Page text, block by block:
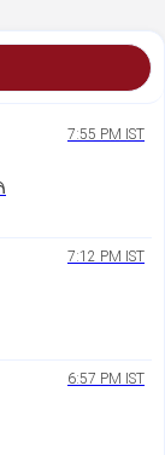
7:55 PM IST
7:12 PM IST
6:57 PM IST